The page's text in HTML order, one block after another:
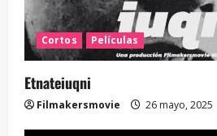
Cortos Películas
Etnateiuqni
Filmakersmovie 26 mayo, 2025